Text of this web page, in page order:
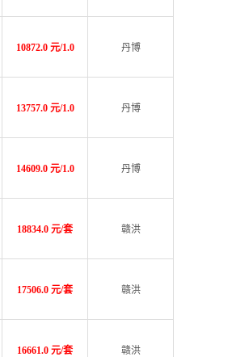
10872.0 元/1.0 丹博
13757.0 元/1.0 丹博
14609.0 元/1.0 丹博
18834.0 元/套 赣洪
17506.0 元/套 赣洪
16661.0 元/套 赣洪